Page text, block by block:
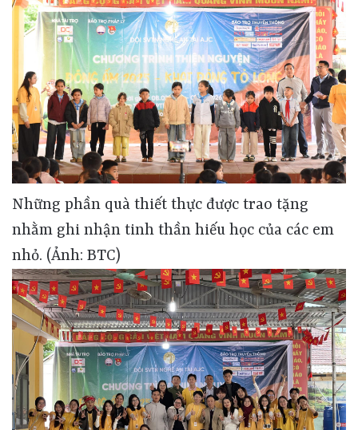
Những phần quà thiết thực được trao tặng
nhằm ghi nhận tinh thần hiếu học của các em
nhỏ. (Ảnh: BTC)